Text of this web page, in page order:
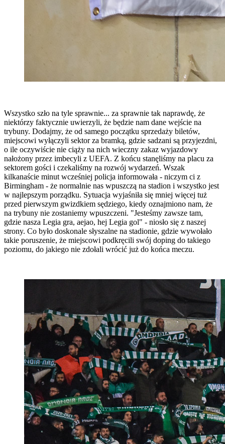
Wszystko szło na tyle sprawnie... za sprawnie tak naprawdę, że
niektórzy faktycznie uwierzyli, że będzie nam dane wejście na
trybuny. Dodajmy, że od samego początku sprzedaży biletów,
miejscowi wyłączyli sektor za bramką, gdzie sadzani są przyjezdni,
o ile oczywiście nie ciąży na nich wieczny zakaz wyjazdowy
nałożony przez imbecyli z UEFA. Z końcu stanęliśmy na placu za
sektorem gości i czekaliśmy na rozwój wydarzeń. Wszak
kilkanaście minut wcześniej policja informowała - niczym ci z
Birmingham - że normalnie nas wpuszczą na stadion i wszystko jest
w najlepszym porządku. Sytuacja wyjaśniła się mniej więcej tuż
przed pierwszym gwizdkiem sędziego, kiedy oznajmiono nam, że
na trybuny nie zostaniemy wpuszczeni. "Jesteśmy zawsze tam,
gdzie nasza Legia gra, aejao, hej Legia gol" - niosło się z naszej
strony. Co było doskonale słyszalne na stadionie, gdzie wywołało
takie poruszenie, że miejscowi podkręcili swój doping do takiego
poziomu, do jakiego nie zdołali wrócić już do końca meczu.